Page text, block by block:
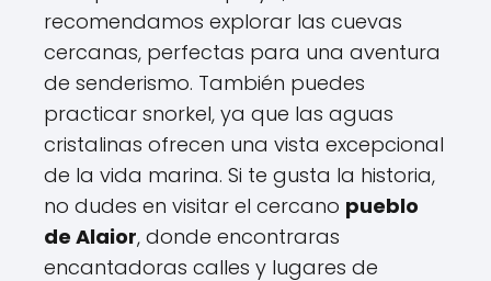
recomendamos explorar las cuevas
cercanas, perfectas para una aventura
de senderismo. También puedes
practicar snorkel, ya que las aguas
cristalinas ofrecen una vista excepcional
de la vida marina. Si te gusta la historia,
no dudes en visitar el cercano pueblo
de Alaior, donde encontraras
encantadoras calles y lugares de